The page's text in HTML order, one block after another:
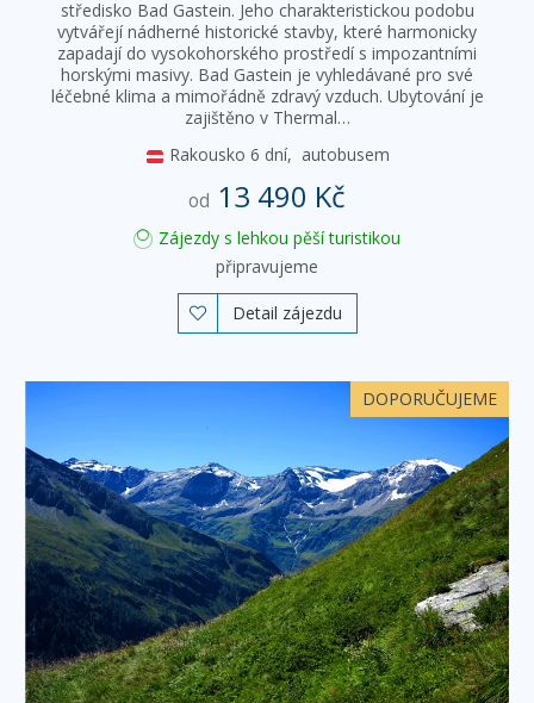
středisko Bad Gastein. Jeho charakteristickou podobu
vytvářejí nádherné historické stavby, které harmonicky
zapadají do vysokohorského prostředí s impozantními
horskými masivy. Bad Gastein je vyhledávané pro své
léčebné klima a mimořádně zdravý vzduch. Ubytování je
zajištěno v Thermal…
Rakousko 6 dní, autobusem
od 13 490 Kč
Zájezdy s lehkou pěší turistikou
připravujeme
 Detail zájezdu
DOPORUČUJEME